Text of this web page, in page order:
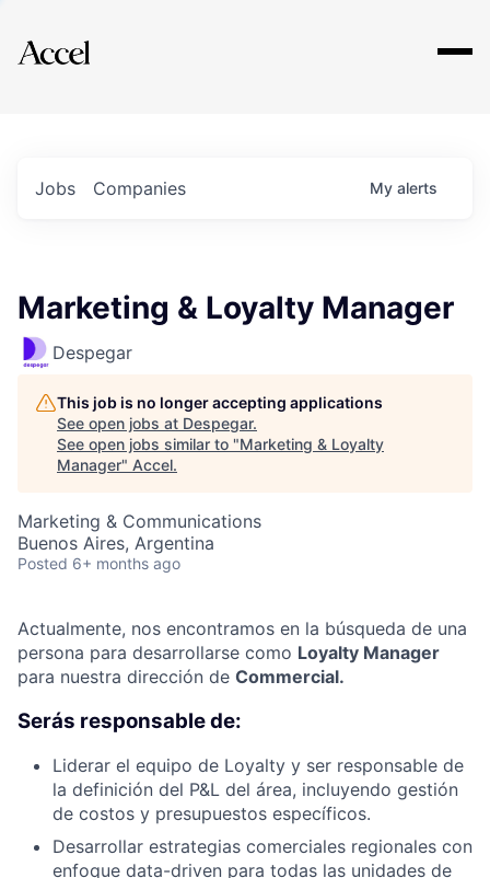
Explore
Jobs Companies My alerts
Marketing & Loyalty Manager
Despegar
This job is no longer accepting applications
See open jobs at Despegar.
See open jobs similar to "Marketing & Loyalty
Manager" Accel.
Marketing & Communications
Buenos Aires, Argentina
Posted 6+ months ago
Actualmente, nos encontramos en la búsqueda de una
persona para desarrollarse como Loyalty Manager
para nuestra dirección de Commercial.
Serás responsable de:
Liderar el equipo de Loyalty y ser responsable de
la definición del P&L del área, incluyendo gestión
de costos y presupuestos específicos.
Desarrollar estrategias comerciales regionales con
enfoque data-driven para todas las unidades de